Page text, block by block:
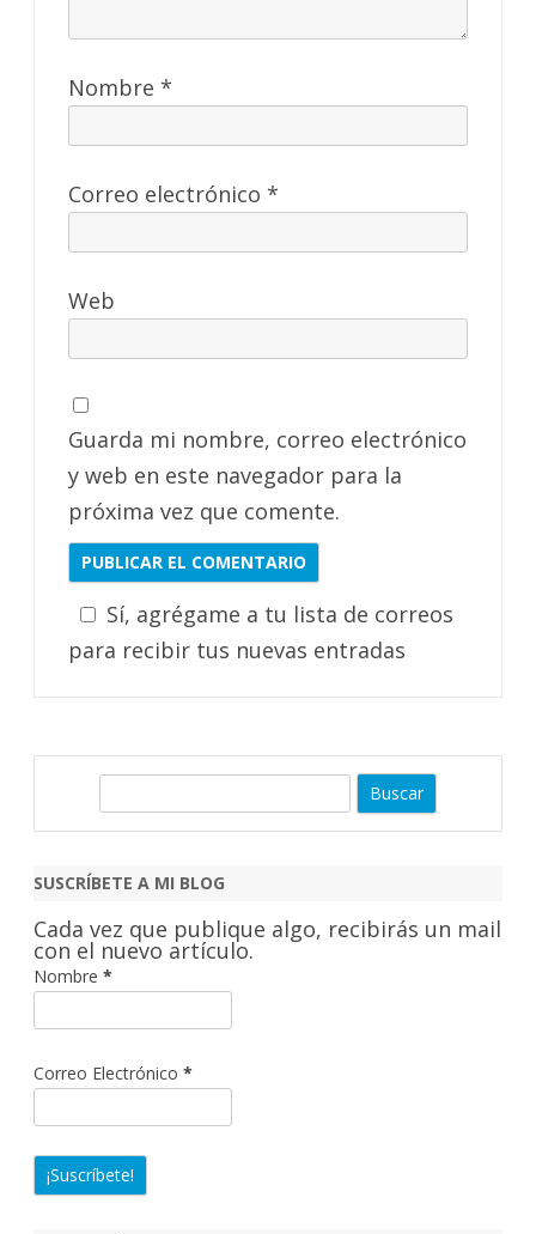
Nombre *
Correo electrónico *
Web
Guarda mi nombre, correo electrónico
y web en este navegador para la
próxima vez que comente.
Sí, agrégame a tu lista de correos
para recibir tus nuevas entradas
c
r
SUSCRÍBETE A MI BLOG
Cada vez que publique algo, recibirás un mail
con el nuevo artículo.
Nombre *
Correo Electrónico *